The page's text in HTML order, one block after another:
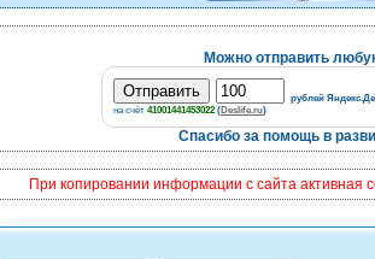
Можно отправить
рублей
на счёт 41001441453022 (Deslife.ru)
Спасибо за помощь в
При копировании информации с сайта активная